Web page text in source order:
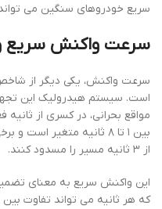
سریع خودروهای سنگین می
سرعت واکنش سریع و
سرعت واکنش، یکی دیگر از
است. سیستم هیدرولیک این
مواقع بحرانی، در کسری از
بین ۱ تا ۸ ثانیه متغیر
از ۳ ثانیه مسیر را مسدود کنند.
این واکنش سریع به معنای
که هر ثانیه می تواند تفاوت بین